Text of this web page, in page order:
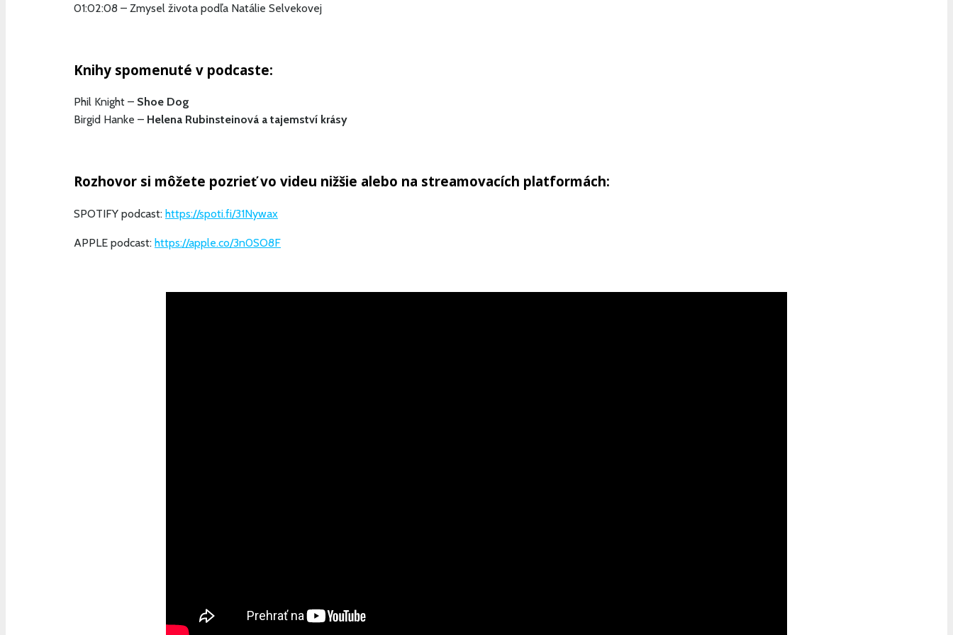
01:02:08 – Zmysel života podľa Natálie Selvekovej
Knihy spomenuté v podcaste:
Phil Knight – Shoe Dog
Birgid Hanke – Helena Rubinsteinová a tajemství krásy
Rozhovor si môžete pozrieť vo videu nižšie alebo na streamovacích platformách:
SPOTIFY podcast: https://spoti.fi/31Nywax
APPLE podcast: https://apple.co/3n0SO8F